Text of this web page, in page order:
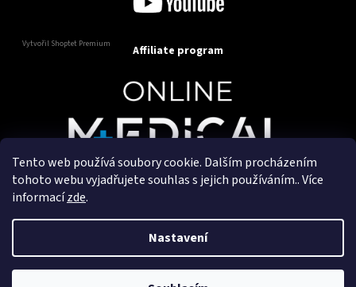
Tento web používá soubory cookie. Dalším procházením
tohoto webu vyjadřujete souhlas s jejich používáním.. Více
informacízde.
Nastavení
Vytvořil Shoptet Premium Affiliate program
Copyright 2025OnlineMedical.cz. Všechna práva
Vytvořil a marketingově zajišťuje